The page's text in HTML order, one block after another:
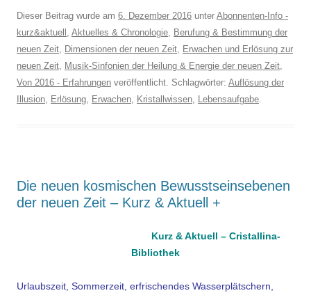
Dieser Beitrag wurde am 6. Dezember 2016 unter Abonnenten-Info -
kurz&aktuell , Aktuelles & Chronologie, Berufung & Bestimmung der
neuen Zeit, Dimensionen der neuen Zeit, Erwachen und Erlösung zur
neuen Zeit, Musik-Sinfonien der Heilung & Energie der neuen Zeit,
Von 2016 - Erfahrungen veröffentlicht. Schlagwörter: Auflösung der
Illusion, Erlösung, Erwachen, Kristallwissen, Lebensaufgabe.
Die neuen kosmischen Bewusstseinsebenen
der neuen Zeit – Kurz & Aktuell +
Kurz & Aktuell – Cristallina-
Bibliothek
Urlaubszeit, Sommerzeit, erfrischendes Wasserplätschern,